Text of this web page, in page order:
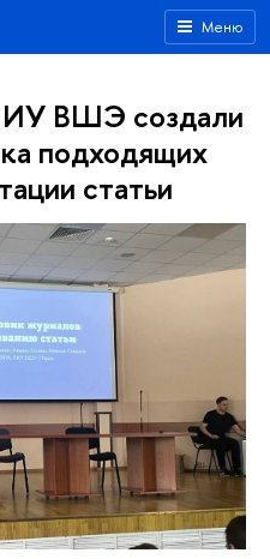
Меню
ВШЭ создали
подходящих
статьи